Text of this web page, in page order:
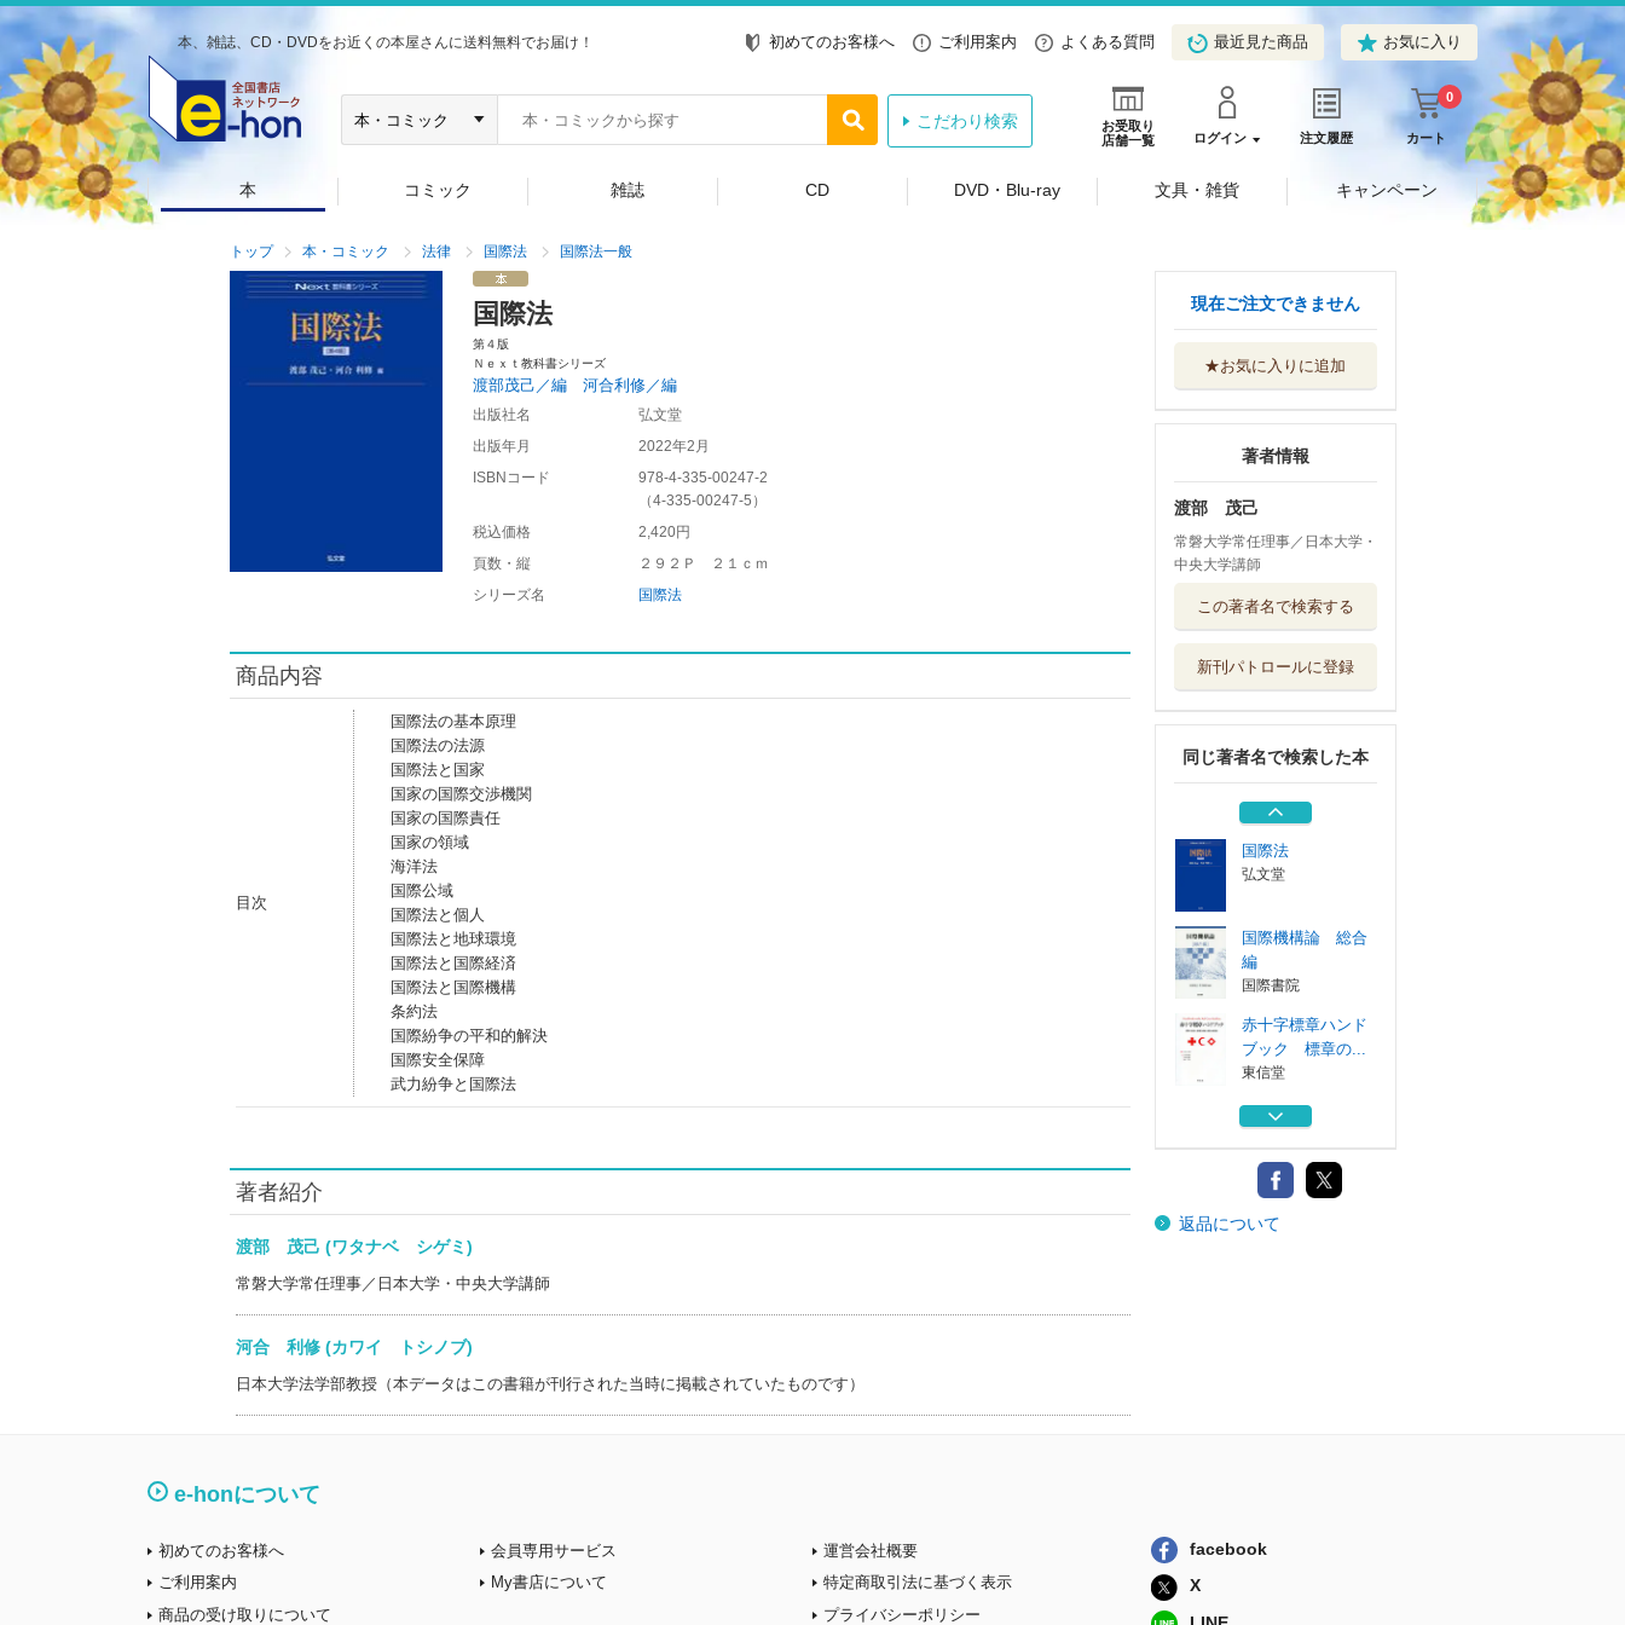
本、雑誌、CD・DVDをお近くの本屋さんに送料無料でお届け！ 初めてのお客様へ ご利用案内 よくある質問 最近見た商品 お気に入り
お受取り
店舗一覧
ログイン 注文履歴 カート
0
こだわり検索
本 コミック 雑誌 CD DVD・Blu-ray 文具・雑貨 キャンペーン
トップ 本・コミック 法律 国際法 国際法一般
国際法
第４版
Ｎｅｘｔ教科書シリーズ
渡部茂己／編 河合利修／編
出版社名
弘文堂
出版年月
2022年2月
ISBNコード
978-4-335-00247-2
（4-335-00247-5 ）
税込価格
2,420円
頁数・縦
２９２Ｐ ２１ｃｍ
シリーズ名
国際法
商品内容
目次
国際法の基本原理
国際法の法源
国際法と国家
国家の国際交渉機関
国家の国際責任
国家の領域
海洋法
国際公域
国際法と個人
国際法と地球環境
国際法と国際経済
国際法と国際機構
条約法
国際紛争の平和的解決
国際安全保障
武力紛争と国際法
著者紹介
渡部 茂己 (ワタナベ シゲミ)
常磐大学常任理事／日本大学・中央大学講師
河合 利修 (カワイ トシノブ)
日本大学法学部教授（本データはこの書籍が刊行された当時に掲載されていたものです）
現在ご注文できません
★お気に入りに追加
著者情報
渡部 茂己
常磐大学常任理事／日本大学・
中央大学講師
この著者名で検索する
新刊パトロールに登録
同じ著者名で検索した本
ブック 標章の...
日本赤十字社と人
東京大学出版会
国際人権法
国際書院
国際法
弘文堂
国際機構論 総合
編
国際書院
赤十字標章ハンド
ブック 標章の...
東信堂
日本赤十字社と人
東京大学出版会
国際人権法
国際書院
日本赤十字社と人
返品について
e-honについて
初めてのお客様へ
ご利用案内
商品の受け取りについて
会員専用サービス
My書店について
運営会社概要
特定商取引法に基づく表示
プライバシーポリシー
facebook
X